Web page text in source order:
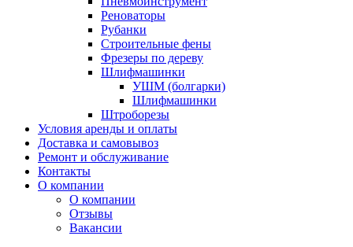
Реноваторы
Рубанки
Строительные фены
Фрезеры по дереву
Шлифмашинки
УШМ (болгарки)
Шлифмашинки
Штроборезы
Условия аренды и оплаты
Доставка и самовывоз
Ремонт и обслуживание
Контакты
О компании
О компании
Отзывы
Вакансии